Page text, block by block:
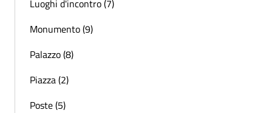
Luoghi d'incontro (7)
Monumento (9)
Palazzo (8)
Piazza (2)
Poste (5)